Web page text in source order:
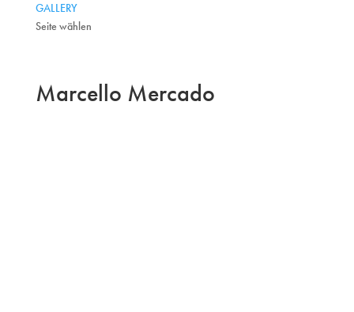
GALLERY
Seite wählen
Marcello Mercado